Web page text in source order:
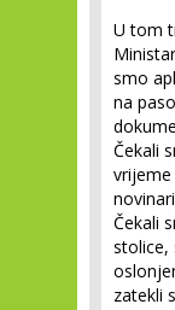
U tom
smo
na
Čekali
vrijeme
Čekali
stolice,
zatekli